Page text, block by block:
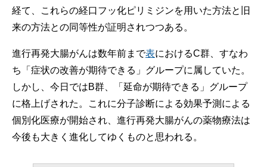
経て、これらの経口フッ化ピリミジンを用いた方法と旧
来の方法との同等性が証明されつつある。
進行再発大腸がんは数年前まで表におけるC群、すなわ
ち「症状の改善が期待できる」グループに属していた。
しかし、今日ではB群、「延命が期待できる」グループ
に格上げされた。これに分子診断による効果予測による
個別化医療が開始され、進行再発大腸がんの薬物療法は
今後も大きく進化してゆくものと思われる。